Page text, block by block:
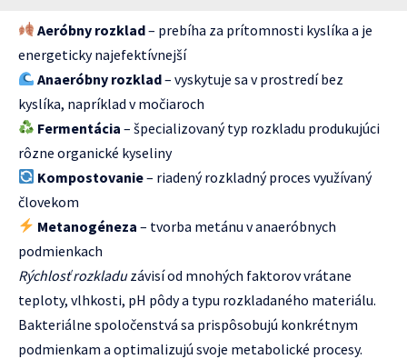
Aeróbny rozklad– prebíha za prítomnosti kyslíka a je
energeticky najefektívnejší
Anaeróbny rozklad– vyskytuje sa v prostredí bez
kyslíka, napríklad v močiaroch
Fermentácia – špecializovaný typ rozkladu produkujúci
rôzne organické kyseliny
Kompostovanie– riadený rozkladný proces využívaný
človekom
Metanogéneza – tvorba metánu v anaeróbnych
podmienkach
Rýchlosť rozkladuzávisí od mnohých faktorov vrátane
teploty, vlhkosti, pH pôdy a typu rozkladaného materiálu.
Bakteriálne spoločenstvá sa prispôsobujú konkrétnym
podmienkam a optimalizujú svoje metabolické procesy.